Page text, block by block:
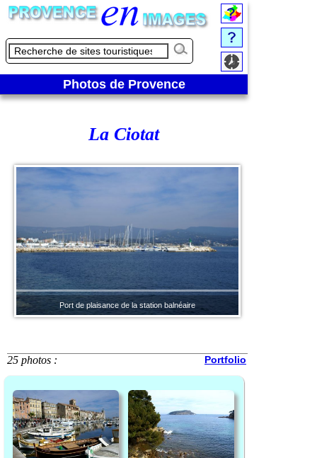
Photos de Provence
La Ciotat
Port de plaisance de la station balnéaire
25 photos : Portfolio